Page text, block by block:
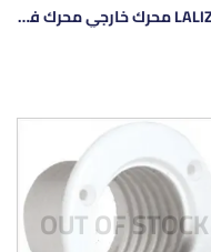
LALIZAS محرك خارجي محرك فلوشير OVAL
OUT OF STOCK